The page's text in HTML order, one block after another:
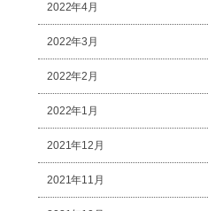
2022年4月
2022年3月
2022年2月
2022年1月
2021年12月
2021年11月